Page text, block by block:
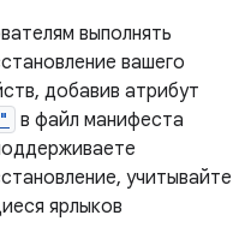
выполнять
вашего
добавив атрибут
в файл манифеста
учитывайте
ярлыков